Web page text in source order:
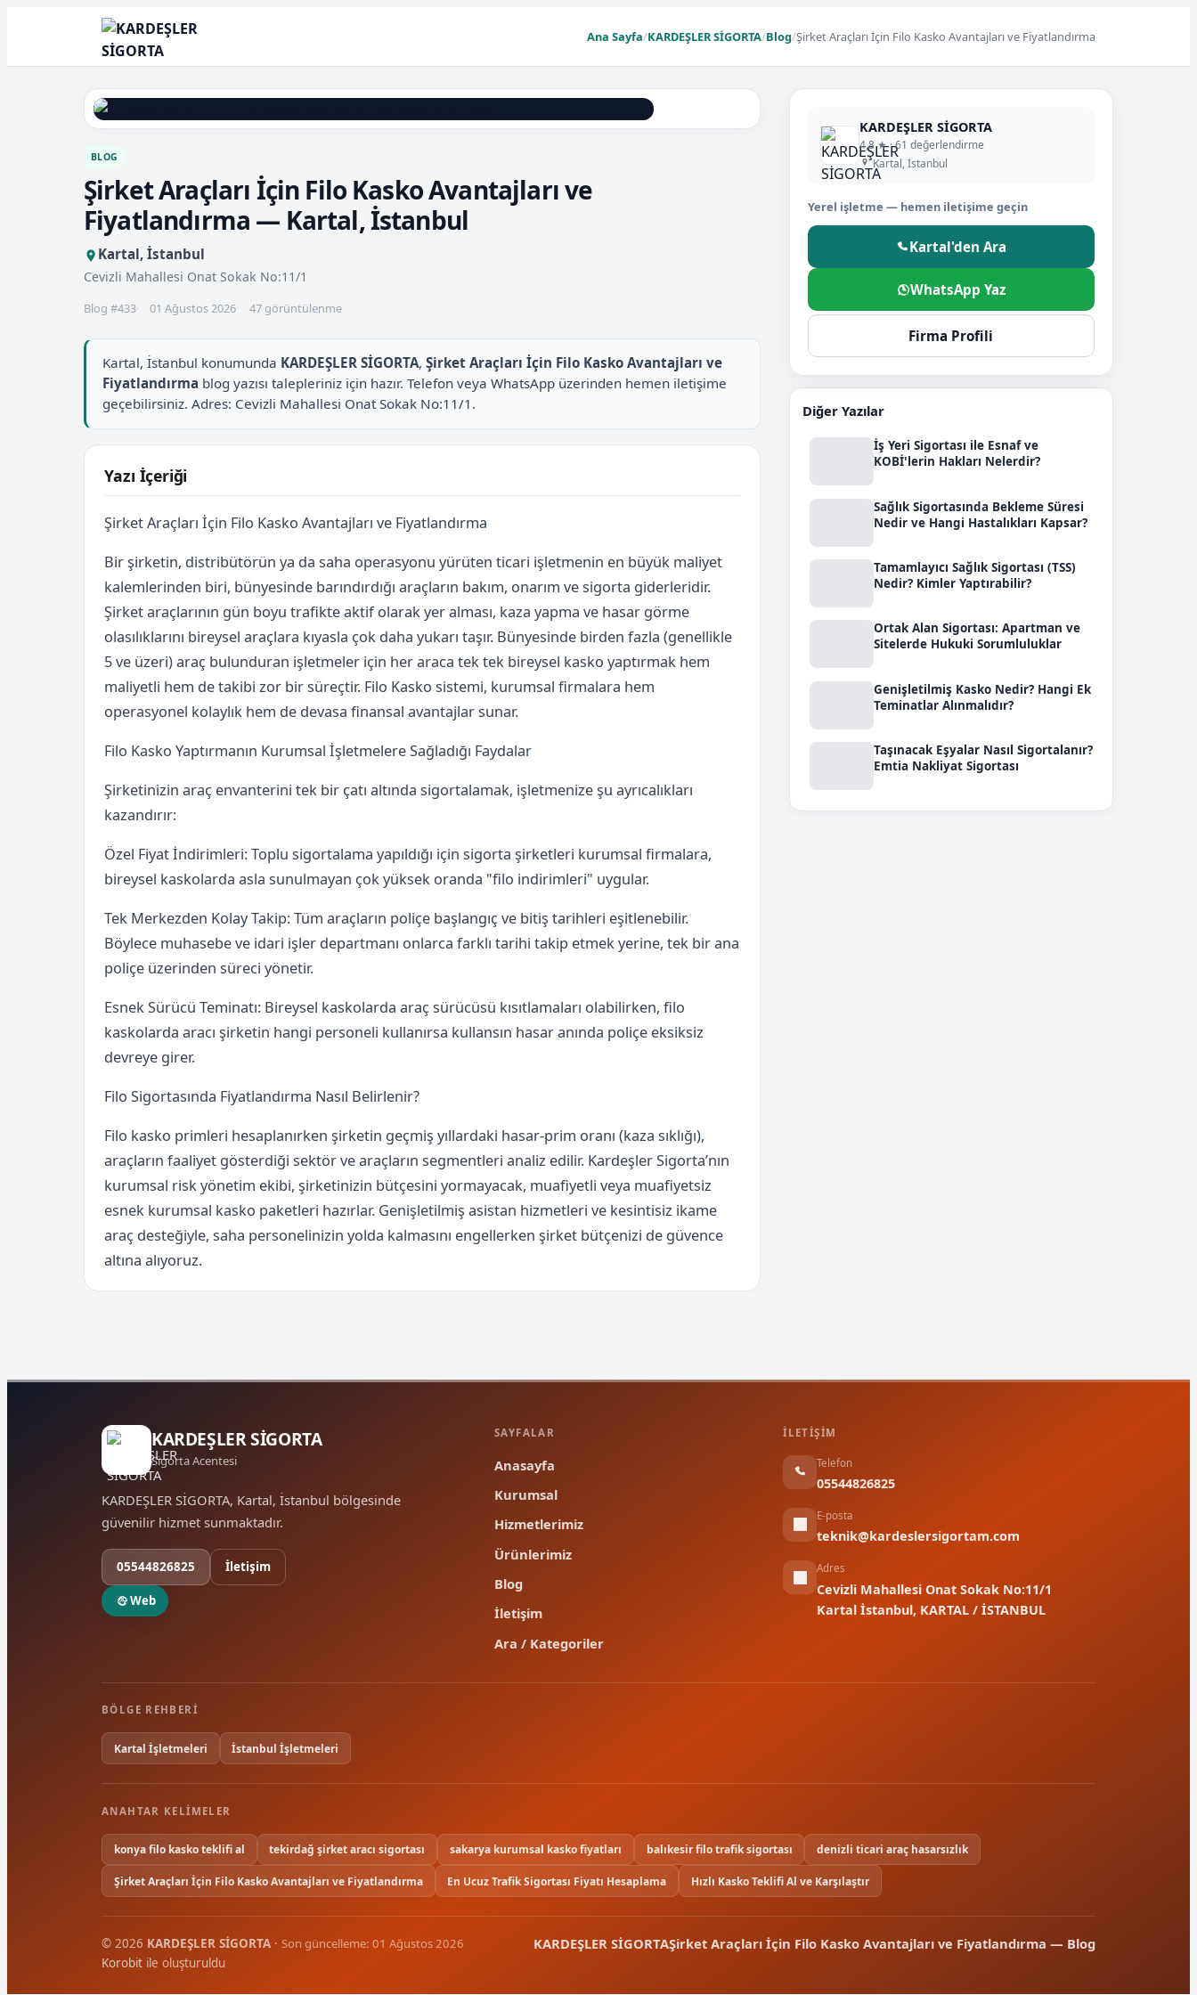
Ana Sayfa/KARDEŞLER SİGORTA/Blog/Şirket Araçları İçin Filo Kasko Avantajları ve Fiyatlandırma
BLOG
Şirket Araçları İçin Filo Kasko Avantajları ve
Fiyatlandırma — Kartal, İstanbul
Kartal, İstanbul
Cevizli Mahallesi Onat Sokak No:11/1
Blog #433 01 Ağustos 2026 47 görüntülenme
Kartal, İstanbul konumunda KARDEŞLER SİGORTA, Şirket Araçları İçin Filo Kasko Avantajları ve
Fiyatlandırma blog yazısı talepleriniz için hazır. Telefon veya WhatsApp üzerinden hemen iletişime
geçebilirsiniz. Adres: Cevizli Mahallesi Onat Sokak No:11/1.
Yazı İçeriği
Şirket Araçları İçin Filo Kasko Avantajları ve Fiyatlandırma
Bir şirketin, distribütörün ya da saha operasyonu yürüten ticari işletmenin en büyük maliyet
kalemlerinden biri, bünyesinde barındırdığı araçların bakım, onarım ve sigorta giderleridir.
Şirket araçlarının gün boyu trafikte aktif olarak yer alması, kaza yapma ve hasar görme
olasılıklarını bireysel araçlara kıyasla çok daha yukarı taşır. Bünyesinde birden fazla (genellikle
5 ve üzeri) araç bulunduran işletmeler için her araca tek tek bireysel kasko yaptırmak hem
maliyetli hem de takibi zor bir süreçtir. Filo Kasko sistemi, kurumsal firmalara hem
operasyonel kolaylık hem de devasa finansal avantajlar sunar.
Filo Kasko Yaptırmanın Kurumsal İşletmelere Sağladığı Faydalar
Şirketinizin araç envanterini tek bir çatı altında sigortalamak, işletmenize şu ayrıcalıkları
kazandırır:
Özel Fiyat İndirimleri: Toplu sigortalama yapıldığı için sigorta şirketleri kurumsal firmalara,
bireysel kaskolarda asla sunulmayan çok yüksek oranda "filo indirimleri" uygular.
Tek Merkezden Kolay Takip: Tüm araçların poliçe başlangıç ve bitiş tarihleri eşitlenebilir.
Böylece muhasebe ve idari işler departmanı onlarca farklı tarihi takip etmek yerine, tek bir ana
poliçe üzerinden süreci yönetir.
Esnek Sürücü Teminatı: Bireysel kaskolarda araç sürücüsü kısıtlamaları olabilirken, filo
kaskolarda aracı şirketin hangi personeli kullanırsa kullansın hasar anında poliçe eksiksiz
devreye girer.
Filo Sigortasında Fiyatlandırma Nasıl Belirlenir?
Filo kasko primleri hesaplanırken şirketin geçmiş yıllardaki hasar-prim oranı (kaza sıklığı),
araçların faaliyet gösterdiği sektör ve araçların segmentleri analiz edilir. Kardeşler Sigorta’nın
kurumsal risk yönetim ekibi, şirketinizin bütçesini yormayacak, muafiyetli veya muafiyetsiz
esnek kurumsal kasko paketleri hazırlar. Genişletilmiş asistan hizmetleri ve kesintisiz ikame
araç desteğiyle, saha personelinizin yolda kalmasını engellerken şirket bütçenizi de güvence
altına alıyoruz.
KARDEŞLER SİGORTA
4,8 ★ · 61 değerlendirme
Kartal, İstanbul
Yerel işletme — hemen iletişime geçin
Kartal'den Ara
WhatsApp Yaz
Firma Profili
Diğer Yazılar
İş Yeri Sigortası ile Esnaf ve
KOBİ'lerin Hakları Nelerdir?
Sağlık Sigortasında Bekleme Süresi
Nedir ve Hangi Hastalıkları Kapsar?
Tamamlayıcı Sağlık Sigortası (TSS)
Nedir? Kimler Yaptırabilir?
Ortak Alan Sigortası: Apartman ve
Sitelerde Hukuki Sorumluluklar
Genişletilmiş Kasko Nedir? Hangi Ek
Teminatlar Alınmalıdır?
Taşınacak Eşyalar Nasıl Sigortalanır?
Emtia Nakliyat Sigortası
KARDEŞLER SİGORTA
Sigorta Acentesi
KARDEŞLER SİGORTA, Kartal, İstanbul bölgesinde
güvenilir hizmet sunmaktadır.
05544826825 İletişim
Web
SAYFALAR
Anasayfa
Kurumsal
Hizmetlerimiz
Ürünlerimiz
Blog
İletişim
Ara / Kategoriler
İLETIŞIM
Telefon
05544826825
E-posta
teknik@kardeslersigortam.com
Adres
Cevizli Mahallesi Onat Sokak No:11/1
Kartal İstanbul, KARTAL / İSTANBUL
BÖLGE REHBERI
Kartal İşletmeleri İstanbul İşletmeleri
ANAHTAR KELIMELER
konya filo kasko teklifi al tekirdağ şirket aracı sigortası sakarya kurumsal kasko fiyatları balıkesir filo trafik sigortası denizli ticari araç hasarsızlık
Şirket Araçları İçin Filo Kasko Avantajları ve Fiyatlandırma En Ucuz Trafik Sigortası Fiyatı Hesaplama Hızlı Kasko Teklifi Al ve Karşılaştır
© 2026 KARDEŞLER SİGORTA · Son güncelleme: 01 Ağustos 2026 KARDEŞLER SİGORTAŞirket Araçları İçin Filo Kasko Avantajları ve Fiyatlandırma — Blog
Korobit ile oluşturuldu